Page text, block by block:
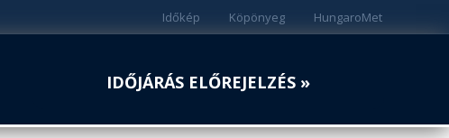
HungaroMet
Köpönyeg
Időkép
IDŐJÁRÁS ELŐREJELZÉS »